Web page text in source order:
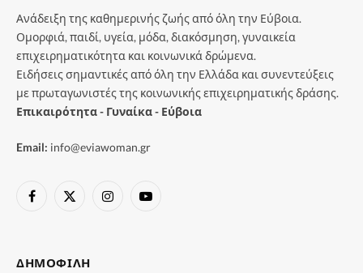
Ανάδειξη της καθημερινής ζωής από όλη την Εύβοια.
Ομορφιά, παιδί, υγεία, μόδα, διακόσμηση, γυναικεία
επιχειρηματικότητα και κοινωνικά δρώμενα.
Ειδήσεις σημαντικές από όλη την Ελλάδα και συνεντεύξεις
με πρωταγωνιστές της κοινωνικής επιχειρηματικής δράσης.
Επικαιρότητα - Γυναίκα - Εύβοια
Email: info@eviawoman.gr
Facebook
X
InstagramYouTube
ΔΗΜΟΦΙΛΉ